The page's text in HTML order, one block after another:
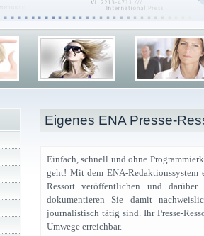
Eigenes ENA Presse-
Einfach, schnell und ohne
geht! Mit dem ENA-Redaktionssystem
Ressort veröffentlichen und
dokumentieren Sie damit
journalistisch tätig sind. Ihr Presse-
Umwege erreichbar.